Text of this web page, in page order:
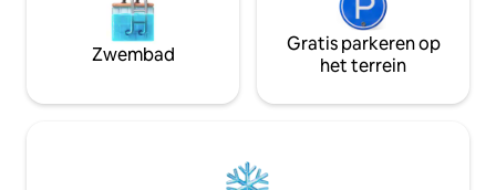
Zwembad
Gratis parkeren op
het terrein